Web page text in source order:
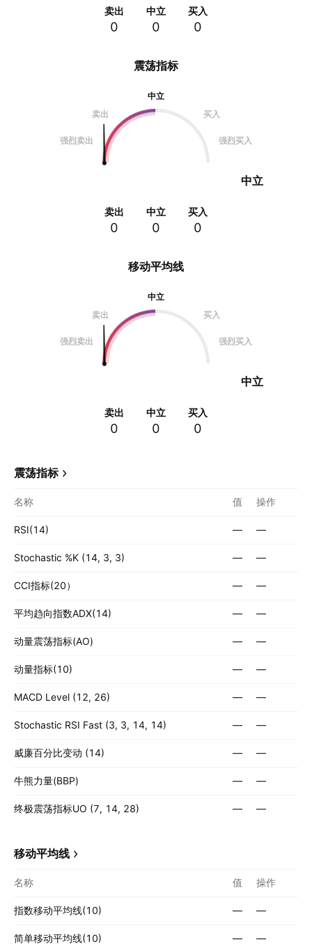
震荡指标
中立
卖出
买入
强烈卖出 强烈买入
中立
卖出
0
中立
0
买入
0
卖出
0
中立
0
买入
0
移动平均线
中立
卖出
买入
强烈卖出 强烈买入
中立
卖出
0
中立
0
买入
0
震荡指标
名称 值 操作
RSI(14) — —
Stochastic %K (14, 3, 3) — —
CCI指标(20） — —
平均趋向指数ADX(14) — —
动量震荡指标(AO) — —
动量指标(10) — —
MACD Level (12, 26) — —
Stochastic RSI Fast (3, 3, 14, 14) — —
威廉百分比变动 (14) — —
牛熊力量(BBP) — —
终极震荡指标UO (7, 14, 28) — —
移动平均线
名称 值 操作
指数移动平均线(10) — —
简单移动平均线(10) — —